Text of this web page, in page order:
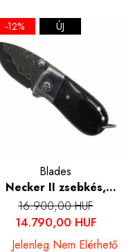
-12% ÚJ
Blades
Necker II zsebkés,
Kemping és túrázás,
VG10 damaszkuszi acél
mag, kürt és acél
16.900,00 HUF
14.790,00 HUF
Jelenleg Nem Elérhető